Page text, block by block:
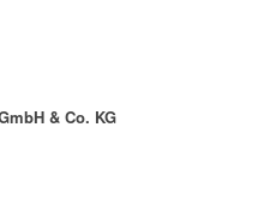
& Co. KG